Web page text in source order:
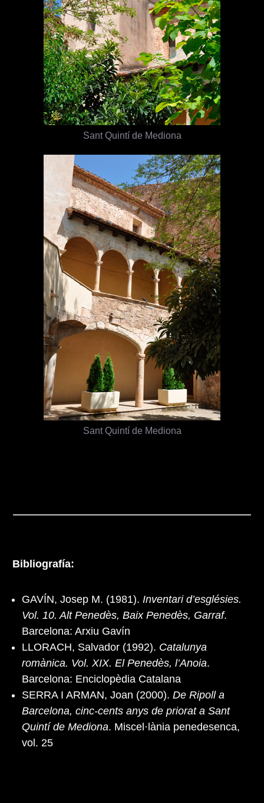
Sant Quintí de Mediona
Sant Quintí de Mediona
Bibliografía:
GAVÍN, Josep M. (1981). Inventari d’esglésies.
Vol. 10. Alt Penedès, Baix Penedès, Garraf.
Barcelona: Arxiu Gavín
LLORACH, Salvador (1992). Catalunya
romànica. Vol. XIX. El Penedès, l’Anoia.
Barcelona: Enciclopèdia Catalana
SERRA I ARMAN, Joan (2000). De Ripoll a
Barcelona, cinc-cents anys de priorat a Sant
Quintí de Mediona. Miscel·lània penedesenca,
vol. 25